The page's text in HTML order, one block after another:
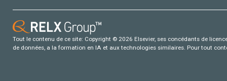
Tout le contenu de ce site: Copyright © 2026 Elsevier, ses concédants de
de données, a la formation en IA et aux technologies similaires. Pour tout